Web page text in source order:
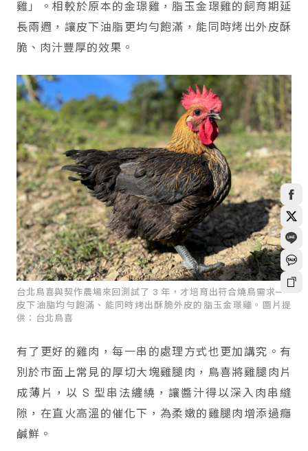
雞」。相較於原本的金璟雞，脂玉金璟雞的飼育期延
長兩週，讓皮下油脂更均勻飽滿，能同時烤出外皮酥
脆、肉汁豐厚的效果。
台北鳥喜與契作農場來回測試了 3 年，才培育出符合燒鳥需求——
皮下油脂均勻飽滿、能同時烤出酥脆外皮的脂玉金璟雞。圖片提
供：台北鳥喜
有了更好的雞肉，每一串的處理方式也更加講究。有
別於市面上常見的厚切大塊雞腿肉，鳥喜將雞腿肉片
成薄片，以 S 型串法纏繞，讓醬汁得以深入肉串縫
隙，在直火高溫的催化下，為柔嫩的雞腿肉增添過癮
鹹鮮。